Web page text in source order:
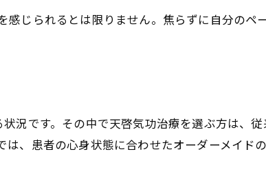
治癒力を伸ばすポイント
じられるとは限りません。焦らずに自分のペ
況です。その中で天啓気功治療を選ぶ方は、
、患者の心身状態に合わせたオーダーメイド